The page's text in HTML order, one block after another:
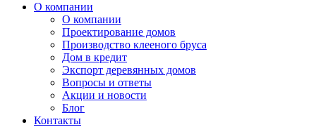
О компании
О компании
Проектирование домов
Производство клееного бруса
Дом в кредит
Экспорт деревянных домов
Вопросы и ответы
Акции и новости
Блог
Контакты